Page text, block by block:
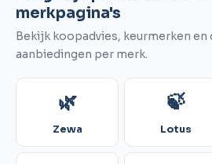
merkpagina's
Bekijk koopadvies, keurmerken en
aanbiedingen per merk.
🌿
Zewa
🍃
Lotus